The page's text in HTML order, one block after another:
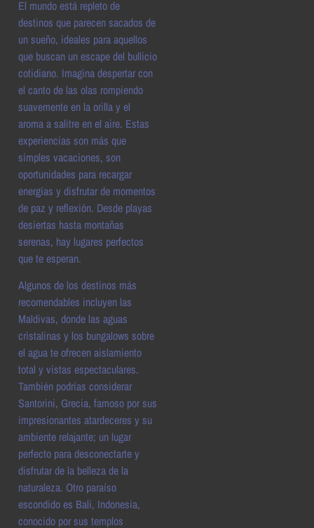
El mundo está repleto de
destinos que parecen sacados de
un sueño, ideales para aquellos
que buscan un escape del bullicio
cotidiano. Imagina despertar con
el canto de las olas rompiendo
suavemente en la orilla y el
aroma a salitre en el aire. Estas
experiencias son más que
simples vacaciones, son
oportunidades para recargar
energías y disfrutar de momentos
de paz y reflexión. Desde playas
desiertas hasta montañas
serenas, hay lugares perfectos
que te esperan.
Algunos de los destinos más
recomendables incluyen las
Maldivas, donde las aguas
cristalinas y los bungalows sobre
el agua te ofrecen aislamiento
total y vistas espectaculares.
También podrías considerar
Santorini, Grecia, famoso por sus
impresionantes atardeceres y su
ambiente relajante; un lugar
perfecto para desconectarte y
disfrutar de la belleza de la
naturaleza. Otro paraíso
escondido es Bali, Indonesia,
conocido por sus templos